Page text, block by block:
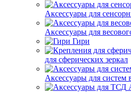
Аксессуары для
Аксессуары для
Гири
для сферических зеркал
Аксессуары для систем